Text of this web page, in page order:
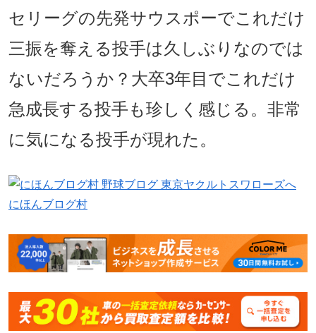
セリーグの先発サウスポーでこれだけ
三振を奪える投手は久しぶりなのでは
ないだろうか？大卒3年目でこれだけ
急成長する投手も珍しく感じる。非常
に気になる投手が現れた。
にほんブログ村